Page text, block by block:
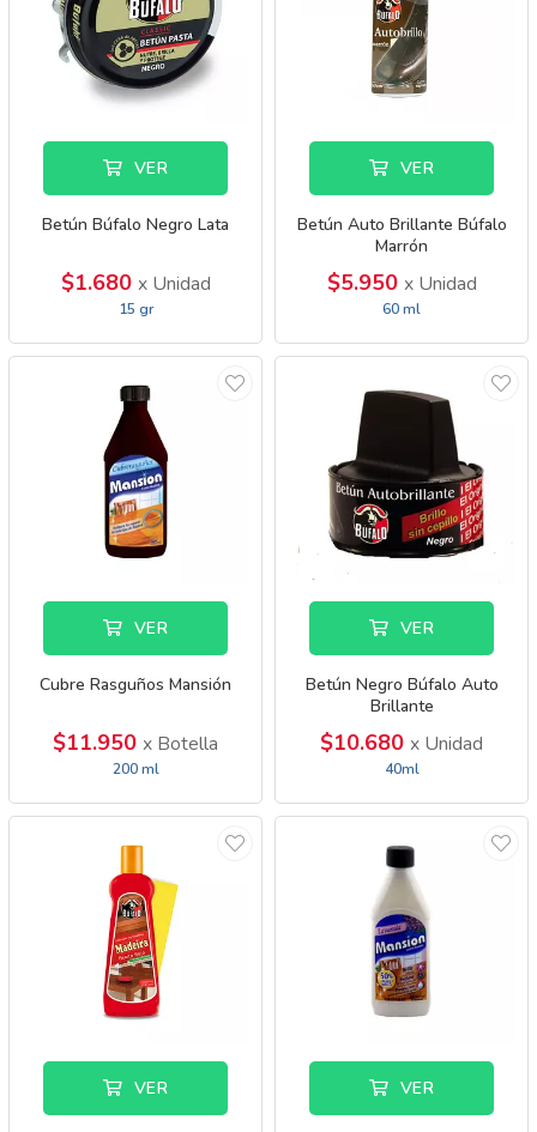
VER
Betún Búfalo Negro Lata
$1.680 x Unidad
15 gr
VER
Betún Auto Brillante Búfalo
Marrón
$5.950 x Unidad
60 ml
VER
Cubre Rasguños Mansión
$11.950 x Botella
200 ml
VER
Betún Negro Búfalo Auto
Brillante
$10.680 x Unidad
40ml
VER VER